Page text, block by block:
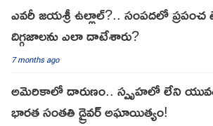
ఎవరీ జయశ్రీ ఉల్లాల్?.. సంపదలో ప్రపంచ
దిగ్గజాలను ఎలా దాటేశారు?
7 months ago
అమెరికాలో దారుణం.. స్పృహలో లేని
భారత సంతతి డ్రైవర్ అఘాయిత్యం!